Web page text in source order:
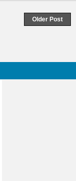
Older Post